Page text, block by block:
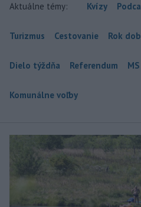
Aktuálne témy: Kvízy
Turizmus Cestovanie Rok
Dielo týždňa Referendum
Komunálne voľby